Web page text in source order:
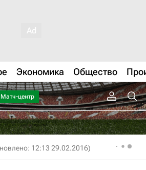
Экономика Общество
Матч-центр
12:13 29.02.2016)